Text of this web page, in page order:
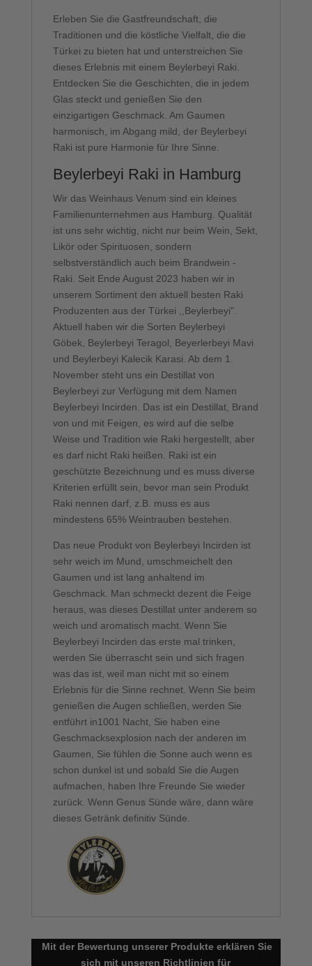
Erleben Sie die Gastfreundschaft, die
Traditionen und die köstliche Vielfalt, die die
Türkei zu bieten hat und unterstreichen Sie
dieses Erlebnis mit einem Beylerbeyi Raki.
Entdecken Sie die Geschichten, die in jedem
Glas steckt und genießen Sie den
einzigartigen Geschmack. Am Gaumen
harmonisch, im Abgang mild, der Beylerbeyi
Raki ist pure Harmonie für Ihre Sinne.
Beylerbeyi Raki in Hamburg
Wir das Weinhaus Venum sind ein kleines
Familienunternehmen aus Hamburg. Qualität
ist uns sehr wichtig, nicht nur beim Wein, Sekt,
Likör oder Spirituosen, sondern
selbstverständlich auch beim Brandwein -
Raki. Seit Ende August 2023 haben wir in
unserem Sortiment den aktuell besten Raki
Produzenten aus der Türkei ,,Beylerbeyi".
Aktuell haben wir die Sorten Beylerbeyi
Göbek, Beylerbeyi Teragol, Beyerlerbeyi Mavi
und Beylerbeyi Kalecik Karasi. Ab dem 1.
November steht uns ein Destillat von
Beylerbeyi zur Verfügung mit dem Namen
Beylerbeyi Incirden. Das ist ein Destillat, Brand
von und mit Feigen, es wird auf die selbe
Weise und Tradition wie Raki hergestellt, aber
es darf nicht Raki heißen. Raki ist ein
geschützte Bezeichnung und es muss diverse
Kriterien erfüllt sein, bevor man sein Produkt
Raki nennen darf, z.B. muss es aus
mindestens 65% Weintrauben bestehen.
Das neue Produkt von Beylerbeyi Incirden ist
sehr weich im Mund, umschmeichelt den
Gaumen und ist lang anhaltend im
Geschmack. Man schmeckt dezent die Feige
heraus, was dieses Destillat unter anderem so
weich und aromatisch macht. Wenn Sie
Beylerbeyi Incirden das erste mal trinken,
werden Sie überrascht sein und sich fragen
was das ist, weil man nicht mit so einem
Erlebnis für die Sinne rechnet. Wenn Sie beim
genießen die Augen schließen, werden Sie
entführt in1001 Nacht, Sie haben eine
Geschmacksexplosion nach der anderen im
Gaumen, Sie fühlen die Sonne auch wenn es
schon dunkel ist und sobald Sie die Augen
aufmachen, haben Ihre Freunde Sie wieder
zurück. Wenn Genus Sünde wäre, dann wäre
dieses Getränk definitiv Sünde.
Mit der Bewertung unserer Produkte erklären Sie
sich mit unseren Richtlinien für